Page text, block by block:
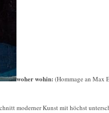
woher wohin: (Hommage an Max
moderner Kunst mit höchst